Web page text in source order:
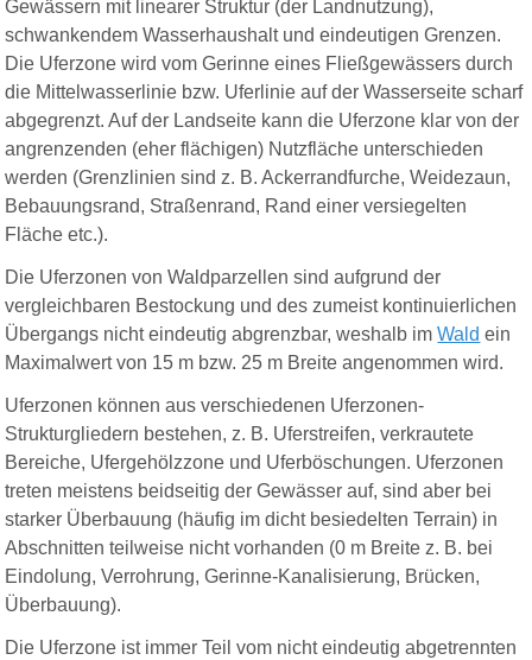
Gewässern mit linearer Struktur (der Landnutzung),
schwankendem Wasserhaushalt und eindeutigen Grenzen.
Die Uferzone wird vom Gerinne eines Fließgewässers durch
die Mittelwasserlinie bzw. Uferlinie auf der Wasserseite scharf
abgegrenzt. Auf der Landseite kann die Uferzone klar von der
angrenzenden (eher flächigen) Nutzfläche unterschieden
werden (Grenzlinien sind z. B. Ackerrandfurche, Weidezaun,
Bebauungsrand, Straßenrand, Rand einer versiegelten
Fläche etc.).
Die Uferzonen von Waldparzellen sind aufgrund der
vergleichbaren Bestockung und des zumeist kontinuierlichen
Übergangs nicht eindeutig abgrenzbar, weshalb imWald ein
Maximalwert von 15 m bzw. 25 m Breite angenommen wird.
Uferzonen können aus verschiedenen Uferzonen-
Strukturgliedern bestehen, z. B. Uferstreifen, verkrautete
Bereiche, Ufergehölzzone und Uferböschungen. Uferzonen
treten meistens beidseitig der Gewässer auf, sind aber bei
starker Überbauung (häufig im dicht besiedelten Terrain) in
Abschnitten teilweise nicht vorhanden (0 m Breite z. B. bei
Eindolung, Verrohrung, Gerinne-Kanalisierung, Brücken,
Überbauung).
Die Uferzone ist immer Teil vom nicht eindeutig abgetrennten